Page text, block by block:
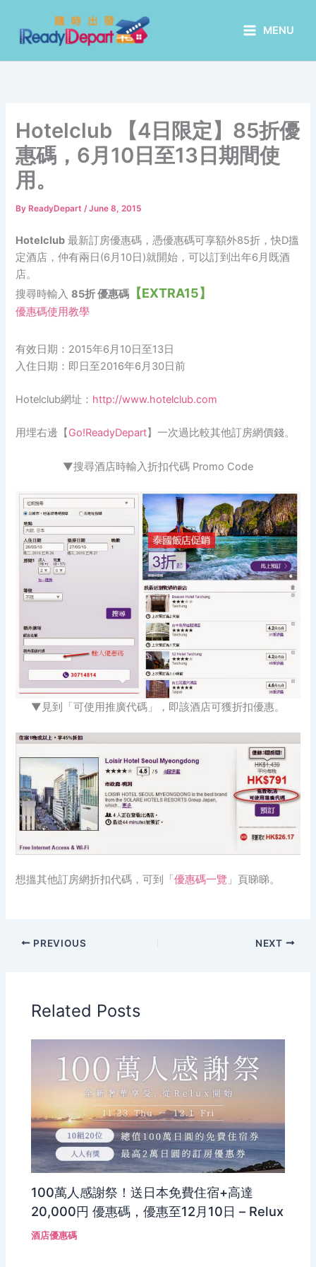
content
MENU
Hotelclub 【4日限定】85折優
惠碼，6月10日至13日期間使
用。
By ReadyDepart/June 8, 2015
Hotelclub 最新訂房優惠碼，憑優惠碼可享額外85折，快D搵
定酒店，仲有兩日(6月10日)就開始，可以訂到出年6月既酒
店。
搜尋時輸入85折 優惠碼 【EXTRA15】
優惠碼使用教學
有效日期：2015年6月10日至13日
入住日期：即日至2016年6月30日前
Hotelclub網址： http://www.hotelclub.com
用埋右邊【 Go!ReadyDepart】一次過比較其他訂房網價錢。
▼搜尋酒店時輸入折扣代碼 Promo Code
▼見到「可使用推廣代碼」，即該酒店可獲折扣優惠。
想搵其他訂房網折扣代碼，可到「優惠碼一覽 」頁睇睇。
PREVIOUS NEXT
Related Posts
100萬人感謝祭！送日本免費住宿+高達
20,000円 優惠碼，優惠至12月10日 – Relux
酒店優惠碼